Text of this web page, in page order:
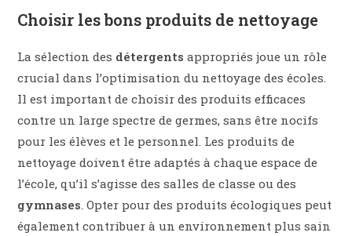
Choisir les bons produits de nettoyage
La sélection des détergents appropriés joue un rôle
crucial dans l’optimisation du nettoyage des écoles.
Il est important de choisir des produits efficaces
contre un large spectre de germes, sans être nocifs
pour les élèves et le personnel. Les produits de
nettoyage doivent être adaptés à chaque espace de
l’école, qu’il s’agisse des salles de classe ou des
gymnases . Opter pour des produits écologiques peut
également contribuer à un environnement plus sain